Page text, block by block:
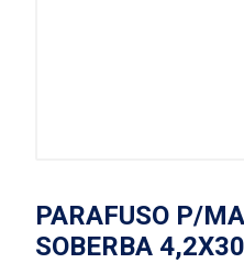
PARAFUSO P/
SOBERBA